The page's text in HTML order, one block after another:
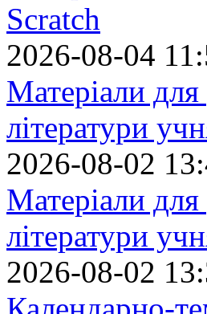
Scratch
2026-08-04
Матеріали для
літератури
2026-08-02
Матеріали для
літератури
2026-08-02